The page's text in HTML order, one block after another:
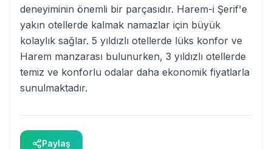
deneyiminin önemli bir parçasıdır. Harem-i Şerif'e
yakın otellerde kalmak namazlar için büyük
kolaylık sağlar. 5 yıldızlı otellerde lüks konfor ve
Harem manzarası bulunurken, 3 yıldızlı otellerde
temiz ve konforlu odalar daha ekonomik fiyatlarla
sunulmaktadır.
Paylaş